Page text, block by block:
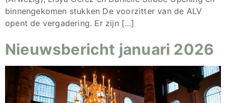
binnengekomen stukken De voorzitter van de ALV
opent de vergadering. Er zijn […]
Nieuwsbericht januari 2026